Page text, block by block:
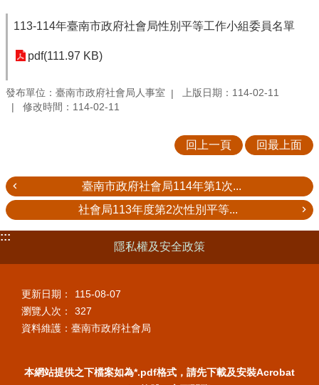
113-114年臺南市政府社會局性別平等工作小組委員名單
pdf(111.97 KB)
發布單位：臺南市政府社會局人事室
上版日期：114-02-11
修改時間：114-02-11
回上一頁 回最上面
臺南市政府社會局114年第1次...
社會局113年度第2次性別平等...
:::
隱私權及安全政策
更新日期：
115-08-07
瀏覽人次：
327
資料維護：臺南市政府社會局
本網站提供之下檔案如為*.pdf格式，請先下載及安裝Acrobat